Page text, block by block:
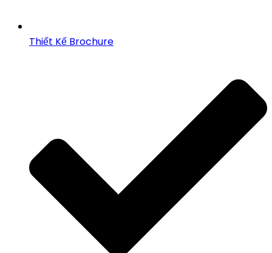
Thiết Kế Brochure